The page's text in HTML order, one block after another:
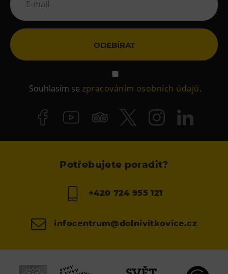
ODEBÍRAT
Souhlasím sezpracováním osobních údajů.
Potřebujete poradit?
+420 724 955 121
infocentrum@dolnivitkovice.cz